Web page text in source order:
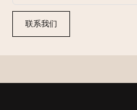
联系我们